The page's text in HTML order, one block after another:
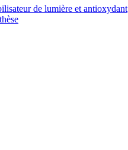
de lumière et antioxydant